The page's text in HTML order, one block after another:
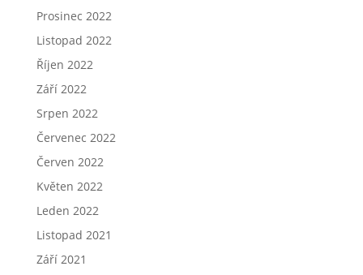
Prosinec 2022
Listopad 2022
Říjen 2022
Září 2022
Srpen 2022
Červenec 2022
Červen 2022
Květen 2022
Leden 2022
Listopad 2021
Září 2021